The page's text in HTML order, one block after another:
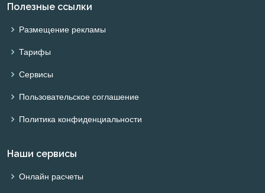
Полезные ссылки
Размещение рекламы
Тарифы
Сервисы
Пользовательское соглашение
Политика конфиденциальности
Наши сервисы
Онлайн расчеты